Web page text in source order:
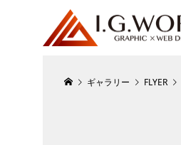
ギャラリー FLYER